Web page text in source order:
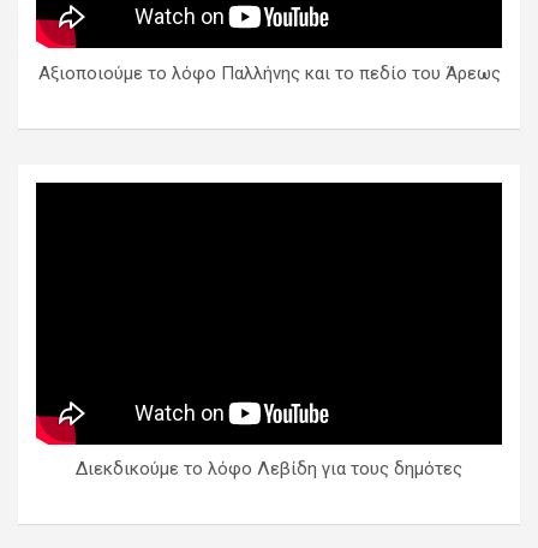
Αξιοποιούμε το λόφο Παλλήνης και το πεδίο του Άρεως
Διεκδικούμε το λόφο Λεβίδη για τους δημότες